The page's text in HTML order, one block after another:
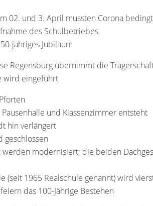
02. und 3. April mussten Corona
des Schulbetriebes
jähriges Jubiläum
Regensburg übernimmt die
wird eingeführt
und Klassenzimmer entsteht
hin verlängert
geschlossen
modernisiert; die beiden
(seit 1965 Realschule genannt) wird
das 100-Jährige Bestehen